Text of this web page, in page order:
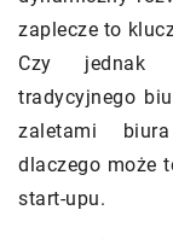
zaplecze to
Czy jednak
tradycyjnego
zaletami
dlaczego może
start-upu.